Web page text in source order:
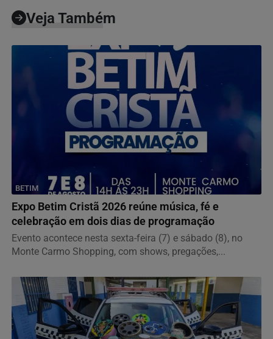
Veja Também
BETIM
Expo Betim Cristã 2026 reúne música, fé e
celebração em dois dias de programação
Evento acontece nesta sexta-feira (7) e sábado (8), no
Monte Carmo Shopping, com shows, pregações,...